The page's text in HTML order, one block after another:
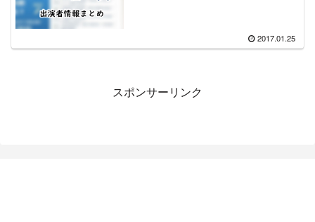
2017.01.25
スポンサーリンク